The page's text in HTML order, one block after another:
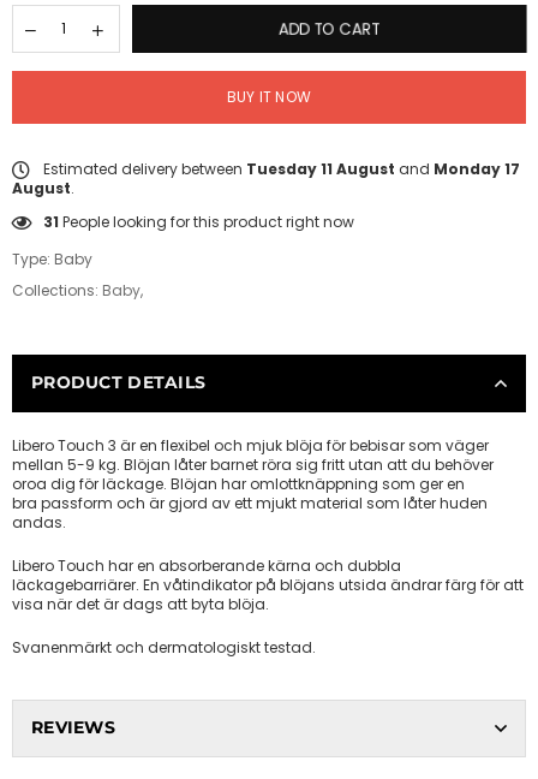
ADD TO CART
BUY IT NOW
Estimated delivery between Tuesday 11 August and Monday 17
August.
31 People looking for this product right now
Type: Baby
Collections: Baby,
PRODUCT DETAILS
Libero Touch 3 är en flexibel och mjuk blöja för bebisar som väger
mellan 5-9 kg. Blöjan låter barnet röra sig fritt utan att du behöver
oroa dig för läckage. Blöjan har omlottknäppning som ger en
bra passform och är gjord av ett mjukt material som låter huden
andas.
Libero Touch har en absorberande kärna och dubbla
läckagebarriärer. En våtindikator på blöjans utsida ändrar färg för att
visa när det är dags att byta blöja.
Svanenmärkt och dermatologiskt testad.
REVIEWS